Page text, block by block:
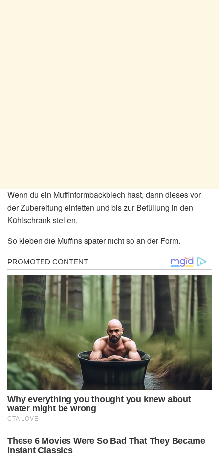
Wenn du ein Muffinformbackblech hast, dann dieses vor
der Zubereitung einfetten und bis zur Befüllung in den
Kühlschrank stellen.
So kleben die Muffins später nicht so an der Form.